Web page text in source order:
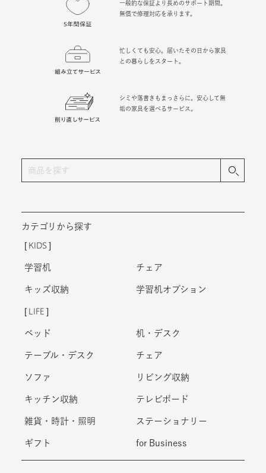
一般的な保証より長めのサポート期間。
無償で修理対応を承ります。
忙しくても安心。届いたその日から家具
との暮らしをスタート。
シミや落書きもまっさらに。安心して無
垢の家具を選べるサービス。
カテゴリから探す
KIDS
学習机 チェア
キッズ収納 学習机オプション
LIFE
ベッド 机・デスク
テーブル・デスク チェア
ソファ リビング収納
キッチン収納 テレビボード
雑貨・時計・照明 ステーショナリー
ギフト for Business